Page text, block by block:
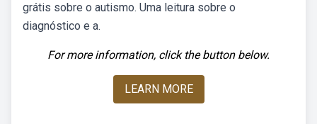
grátis sobre o autismo. Uma leitura sobre o
diagnóstico e a.
For more information, click the button below.
LEARN MORE